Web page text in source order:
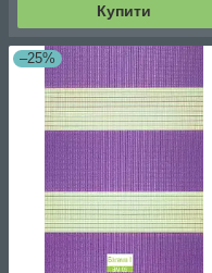
Купити
–25%